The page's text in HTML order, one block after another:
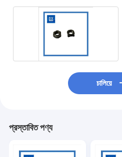
চালিয়ে
প্রস্তাবিত পণ্য